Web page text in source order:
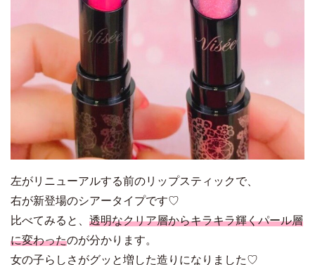
左がリニューアルする前のリップスティックで、
右が新登場のシアータイプです♡
比べてみると、 透明なクリア層からキラキラ輝くパール層
に変わったのが分かります。
女の子らしさがグッと増した造りになりました♡